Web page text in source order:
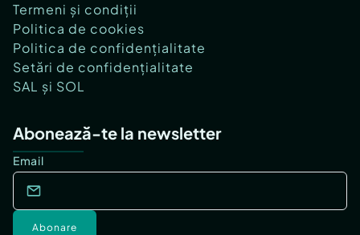
Termeni și condiții
Politica de cookies
Politica de confidențialitate
Setări de confidențialitate
SAL și SOL
Abonează-te la newsletter
Email
Abonare